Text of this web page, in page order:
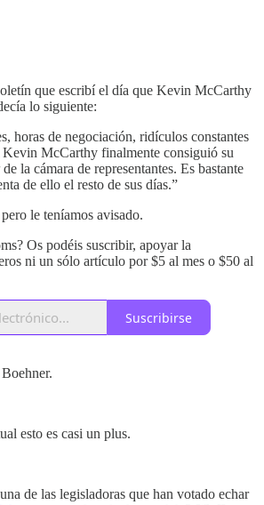
que escribí el día que Kevin McCarthy
lo siguiente:
horas de negociación, ridículos constantes
Kevin McCarthy finalmente consiguió su
de la cámara de representantes. Es bastante
de ello el resto de sus días.”
le teníamos avisado.
Os podéis suscribir, apoyar la
ni un sólo artículo por $5 al mes o $50 al
Suscribirse
esto es casi un plus.
de las legisladoras que han votado echar